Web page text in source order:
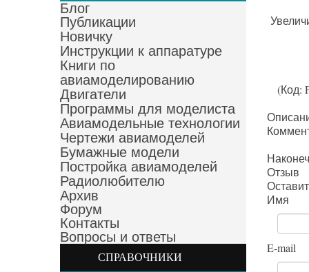
Блог
Публикации
Новичку
Инструкции к аппаратуре
Книги по
авиамоделированию
Двигатели
Программы для моделиста
Авиамодельные технологии
Чертежи авиамоделей
Бумажные модели
Постройка авиамоделей
Радиолюбителю
Архив
Форум
Контакты
Вопросы и ответы
СПРАВОЧНИКИ
(Код:
Отзыв
Имя
E-mail